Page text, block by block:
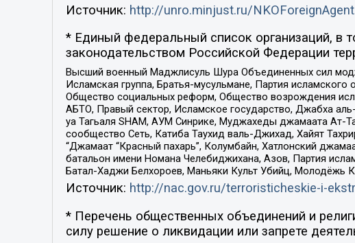
Источник: http://unro.minjust.ru/
* Единый федеральный список организаций, в
законодательством Российской Федерации
Высший военный Маджлисуль Шура Объединенных сил
Исламская группа, Братья-мусульмане, Партия
Общество социальных реформ, Общество возрождения
АБТО, Правый сектор, Исламское государство, Джабха
уа Тагьаля SHAM, АУМ Синрике, Муджахеды джамаата Ат-
сообщество Сеть, Катиба Таухид валь-Джихад, Хайят
“Джамаат “Красный пахарь”, Колумбайн, Хатлонский
батальон имени Номана Челебиджихана, Азов, Партия
Батал-Хаджи Белхороев, Маньяки Культ Убийц, Молодёжь
Источник: http://nac.gov.ru/terroristicheskie-i-
* Перечень общественных объединений и
силу решение о ликвидации или запрете